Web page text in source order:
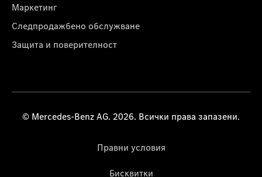
Маркетинг
Следпродажбено обслужване
Защита и поверителност
© Mercedes-Benz AG. 2026. Всички права запазени.
Правни условия
Бисквитки